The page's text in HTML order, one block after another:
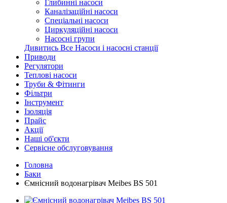
Глибинні насоси
Каналізаційні насоси
Спеціальні насоси
Циркуляційні насоси
Насосні групи
Дивитись Все Насоси і насосні станції
Приводи
Регулятори
Теплові насоси
Труби & Фітинги
Фільтри
Інструмент
Ізоляція
Прайс
Акції
Наші об'єкти
Сервісне обслуговування
Головна
Баки
Ємнісний водонагрівач Meibes BS 501